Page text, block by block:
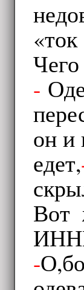
Чего
-
он и
едет,
Вот
-